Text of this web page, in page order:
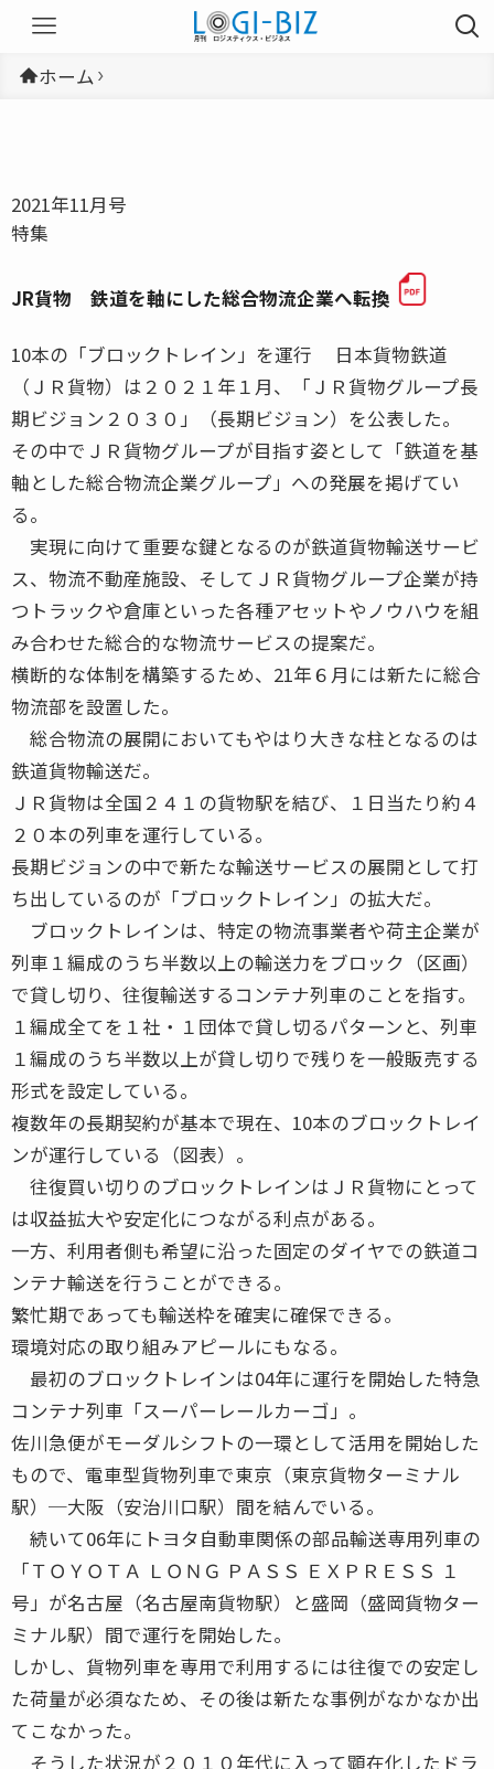
ホーム
2021年11月号
特集
JR貨物 鉄道を軸にした総合物流企業へ転換
10本の「ブロックトレイン」を運行 日本貨物鉄道
（ＪＲ貨物）は２０２１年１月、「ＪＲ貨物グループ長
期ビジョン２０３０」（長期ビジョン）を公表した。
その中でＪＲ貨物グループが目指す姿として「鉄道を基
軸とした総合物流企業グループ」への発展を掲げてい
る。
実現に向けて重要な鍵となるのが鉄道貨物輸送サービ
ス、物流不動産施設、そしてＪＲ貨物グループ企業が持
つトラックや倉庫といった各種アセットやノウハウを組
み合わせた総合的な物流サービスの提案だ。
横断的な体制を構築するため、21年６月には新たに総合
物流部を設置した。
総合物流の展開においてもやはり大きな柱となるのは
鉄道貨物輸送だ。
ＪＲ貨物は全国２４１の貨物駅を結び、１日当たり約４
２０本の列車を運行している。
長期ビジョンの中で新たな輸送サービスの展開として打
ち出しているのが「ブロックトレイン」の拡大だ。
ブロックトレインは、特定の物流事業者や荷主企業が
列車１編成のうち半数以上の輸送力をブロック（区画）
で貸し切り、往復輸送するコンテナ列車のことを指す。
１編成全てを１社・１団体で貸し切るパターンと、列車
１編成のうち半数以上が貸し切りで残りを一般販売する
形式を設定している。
複数年の長期契約が基本で現在、10本のブロックトレイ
ンが運行している（図表）。
往復買い切りのブロックトレインはＪＲ貨物にとって
は収益拡大や安定化につながる利点がある。
一方、利用者側も希望に沿った固定のダイヤでの鉄道コ
ンテナ輸送を行うことができる。
繁忙期であっても輸送枠を確実に確保できる。
環境対応の取り組みアピールにもなる。
最初のブロックトレインは04年に運行を開始した特急
コンテナ列車「スーパーレールカーゴ」。
佐川急便がモーダルシフトの一環として活用を開始した
もので、電車型貨物列車で東京（東京貨物ターミナル
駅）─大阪（安治川口駅）間を結んでいる。
続いて06年にトヨタ自動車関係の部品輸送専用列車の
「ＴＯＹＯＴＡ ＬＯＮＧ ＰＡＳＳ ＥＸＰＲＥＳＳ １
号」が名古屋（名古屋南貨物駅）と盛岡（盛岡貨物ター
ミナル駅）間で運行を開始した。
しかし、貨物列車を専用で利用するには往復での安定し
た荷量が必須なため、その後は新たな事例がなかなか出
てこなかった。
そうした状況が２０１０年代に入って顕在化したドラ